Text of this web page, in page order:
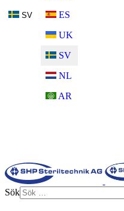
SV
ES
UK
SV
NL
AR
Sök